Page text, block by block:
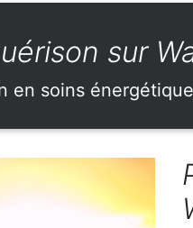
sur
en soins